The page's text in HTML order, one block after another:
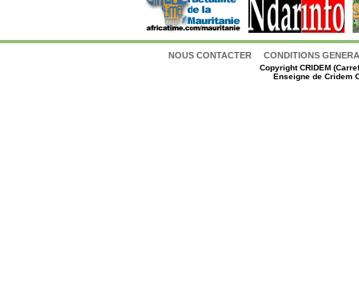
NOUS CONTACTER CONDITIONS
CopyrightCRIDEM
Enseigne de Cridem